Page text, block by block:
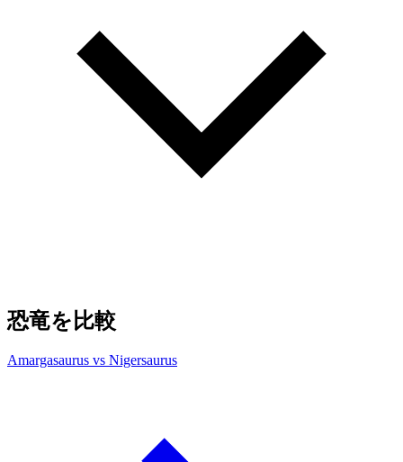
恐竜を比較
Amargasaurus vs Nigersaurus